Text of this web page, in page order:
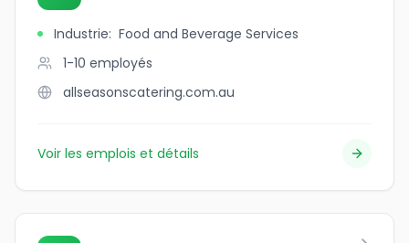
Industrie: Food and Beverage Services
1-10 employés
allseasonscatering.com.au
Voir les emplois et détails